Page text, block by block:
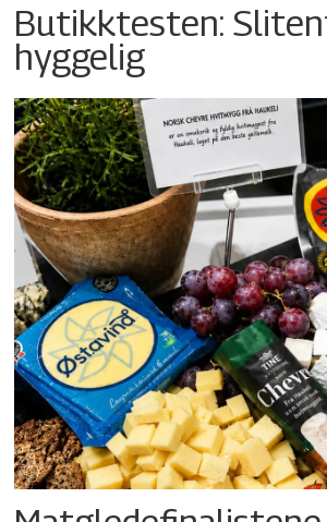
Butikktesten:
hyggelig